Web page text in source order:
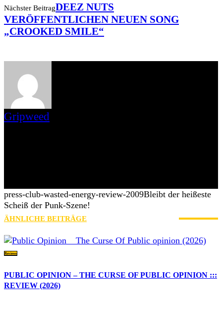
Nächster BeitragDEEZ NUTS
VERÖFFENTLICHEN NEUEN SONG
„CROOKED SMILE“
Gripweed
press-club-wasted-energy-review-2009Bleibt der heißeste
Scheiß der Punk-Szene!
ÄHNLICHE BEITRÄGE
Reviews
PUBLIC OPINION – THE CURSE OF PUBLIC OPINION :::
REVIEW (2026)